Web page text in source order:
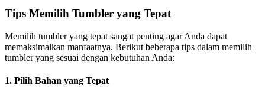
Tips Memilih Tumbler yang Tepat
Memilih tumbler yang tepat sangat penting agar Anda dapat
memaksimalkan manfaatnya. Berikut beberapa tips dalam memilih
tumbler yang sesuai dengan kebutuhan Anda:
1. Pilih Bahan yang Tepat